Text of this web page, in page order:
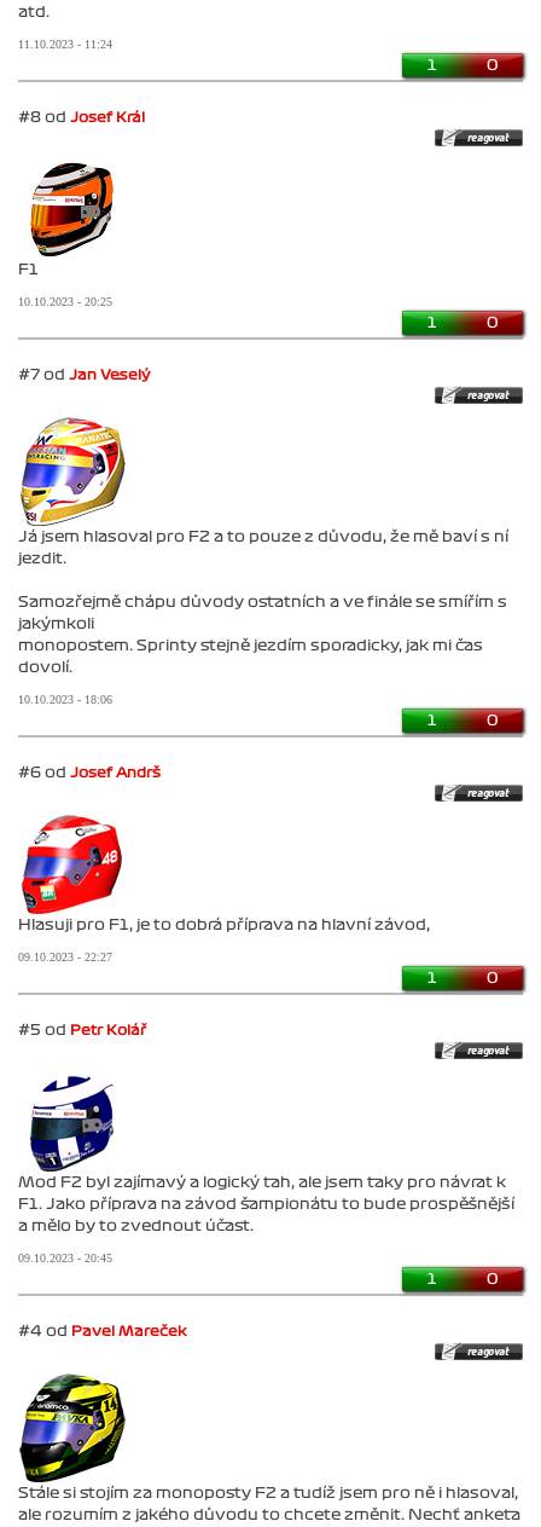
atd.
11.10.2023 - 11:24
1 0
#8 od Josef Král
F1
10.10.2023 - 20:25
1 0
#7 od Jan Veselý
Já jsem hlasoval pro F2 a to pouze z důvodu, že mě baví s ní
jezdit.
Samozřejmě chápu důvody ostatních a ve finále se smířím s
jakýmkoli
monopostem. Sprinty stejně jezdím sporadicky, jak mi čas
dovolí.
10.10.2023 - 18:06
1 0
#6 od Josef Andrš
Hlasuji pro F1, je to dobrá příprava na hlavní závod,
09.10.2023 - 22:27
1 0
#5 od Petr Kolář
Mod F2 byl zajímavý a logický tah, ale jsem taky pro návrat k
F1. Jako příprava na závod šampionátu to bude prospěšnější
a mělo by to zvednout účast.
09.10.2023 - 20:45
1 0
#4 od Pavel Mareček
Stále si stojím za monoposty F2 a tudíž jsem pro ně i hlasoval,
ale rozumím z jakého důvodu to chcete změnit. Nechť anketa